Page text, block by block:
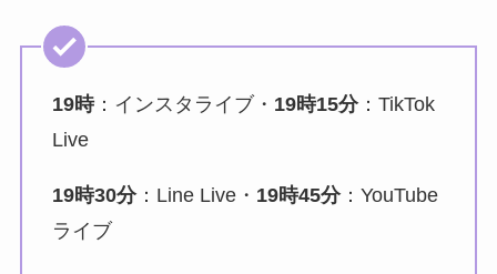
19時：インスタライブ・ 19時15分：TikTok
Live
19時30分：Line Live・ 19時45分：YouTube
ライブ